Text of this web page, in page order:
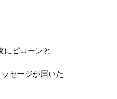
にピコーンと
セージが届いた